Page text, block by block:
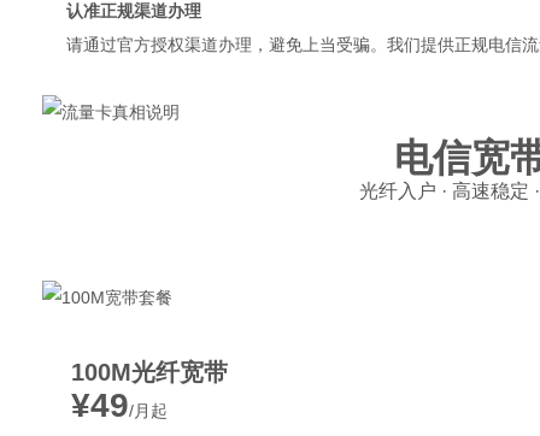
认准正规渠道办理
请通过官方授权渠道办理，避免上当受骗。我们提供正规电信
电信宽
光纤入户 · 高速稳定
100M光纤宽带
¥49/月起